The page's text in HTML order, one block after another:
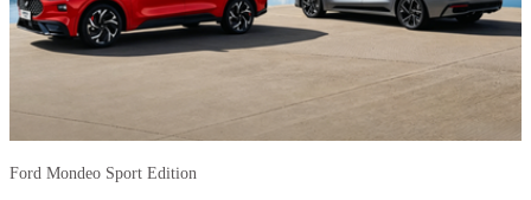
Ford Mondeo Sport Edition